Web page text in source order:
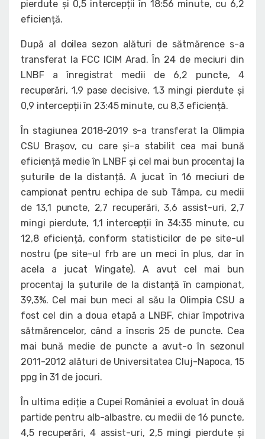
pierdute și 0,5 intercepții în 18:56 minute, cu 6,2
eficiență.
După al doilea sezon alături de sătmărence s-a
transferat la FCC ICIM Arad. În 24 de meciuri din
LNBF a înregistrat medii de 6,2 puncte, 4
recuperări, 1,9 pase decisive, 1,3 mingi pierdute și
0,9 intercepții în 23:45 minute, cu 8,3 eficiență.
În stagiunea 2018-2019 s-a transferat la Olimpia
CSU Brașov, cu care și-a stabilit cea mai bună
eficiență medie în LNBF și cel mai bun procentaj la
șuturile de la distanță. A jucat în 16 meciuri de
campionat pentru echipa de sub Tâmpa, cu medii
de 13,1 puncte, 2,7 recuperări, 3,6 assist-uri, 2,7
mingi pierdute, 1,1 intercepții în 34:35 minute, cu
12,8 eficiență, conform statisticilor de pe site-ul
nostru (pe site-ul frb are un meci în plus, dar în
acela a jucat Wingate). A avut cel mai bun
procentaj la șuturile de la distanță în campionat,
39,3%. Cel mai bun meci al său la Olimpia CSU a
fost cel din a doua etapă a LNBF, chiar împotriva
sătmărencelor, când a înscris 25 de puncte. Cea
mai bună medie de puncte a avut-o în sezonul
2011-2012 alături de Universitatea Cluj-Napoca, 15
ppg în 31 de jocuri.
În ultima ediție a Cupei României a evoluat în două
partide pentru alb-albastre, cu medii de 16 puncte,
4,5 recuperări, 4 assist-uri, 2,5 mingi pierdute și